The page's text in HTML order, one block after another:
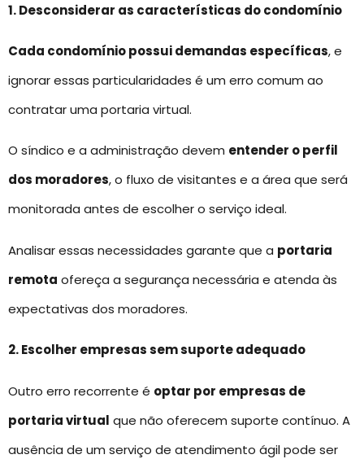
1. Desconsiderar as características do condomínio
Cada condomínio possui demandas específicas, e
ignorar essas particularidades é um erro comum ao
contratar uma portaria virtual.
O síndico e a administração devem entender o perfil
dos moradores, o fluxo de visitantes e a área que será
monitorada antes de escolher o serviço ideal.
Analisar essas necessidades garante que a portaria
remota ofereça a segurança necessária e atenda às
expectativas dos moradores.
2. Escolher empresas sem suporte adequado
Outro erro recorrente é optar por empresas de
portaria virtual que não oferecem suporte contínuo. A
ausência de um serviço de atendimento ágil pode ser